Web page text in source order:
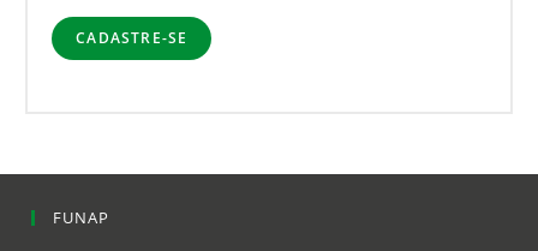
CADASTRE-SE
FUNAP